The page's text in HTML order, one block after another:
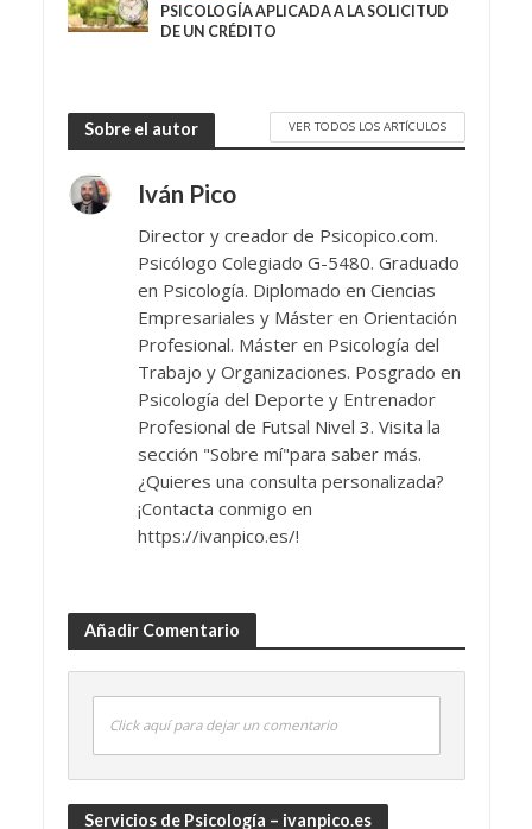
PSICOLOGÍA APLICADA A LA SOLICITUD
DE UN CRÉDITO
Sobre el autor VER TODOS LOS ARTÍCULOS
Iván Pico
Director y creador de Psicopico.com.
Psicólogo Colegiado G-5480. Graduado
en Psicología. Diplomado en Ciencias
Empresariales y Máster en Orientación
Profesional. Máster en Psicología del
Trabajo y Organizaciones. Posgrado en
Psicología del Deporte y Entrenador
Profesional de Futsal Nivel 3. Visita la
sección "Sobre mí"para saber más.
¿Quieres una consulta personalizada?
¡Contacta conmigo en
https://ivanpico.es/!
Añadir Comentario
Click aquí para dejar un comentario
Servicios de Psicología – ivanpico.es